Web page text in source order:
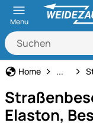
Menu
Home Haus
...
Elaston,